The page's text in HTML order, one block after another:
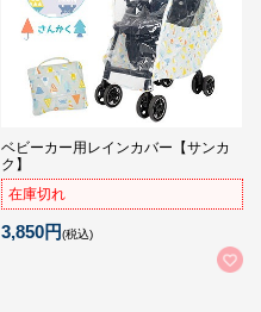
ベビーカー用レインカバー【サンカ
ク】
在庫切れ
3,850円(税込)